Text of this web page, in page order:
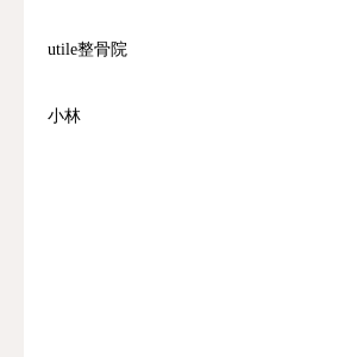
utile整骨院
小林